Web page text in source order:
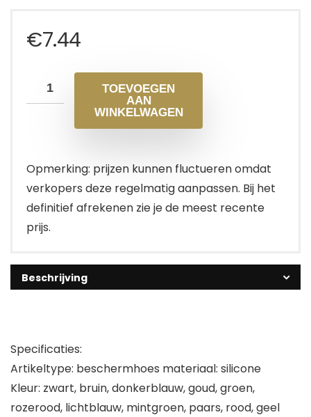
€7.44
TOEVOEGEN
AAN
WINKELWAGEN
Opmerking: prijzen kunnen fluctueren omdat
verkopers deze regelmatig aanpassen. Bij het
definitief afrekenen zie je de meest recente
prijs.
Beschrijving
Specificaties:
Artikeltype: beschermhoes materiaal: silicone
Kleur: zwart, bruin, donkerblauw, goud, groen,
rozerood, lichtblauw, mintgroen, paars, rood, geel